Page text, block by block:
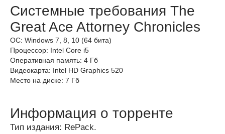
Системные требования The
Great Ace Attorney Chronicles
ОС: Windows 7, 8, 10 (64 бита)
Процессор: Intel Core i5
Оперативная память: 4 Гб
Видеокарта: Intel HD Graphics 520
Место на диске: 7 Гб
Информация о торренте
Тип издания: RePack.